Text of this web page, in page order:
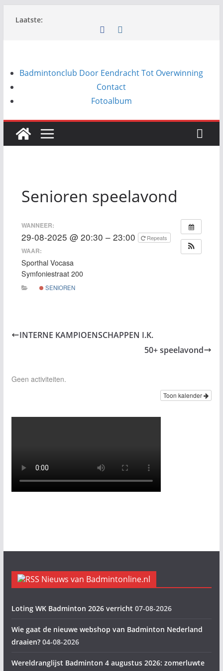
naar
Laatste:
Badmintonclub Door Eendracht Tot Overwinning
Contact
Fotoalbum
Senioren speelavond
WANNEER:
29-08-2025 @ 20:30 – 23:00 Repeats
WAAR:
Sporthal Vocasa
Symfoniestraat 200
SENIOREN
INTERNE KAMPIOENSCHAPPEN I.K.
50+ speelavond
Geen activiteiten.
Toon kalender
Nieuws van Badmintonline.nl
Loting WK Badminton 2026 verricht 07-08-2026
Wie gaat de nieuwe webshop van Badminton Nederland
draaien? 04-08-2026
Wereldranglijst Badminton 4 augustus 2026: zomerluwte